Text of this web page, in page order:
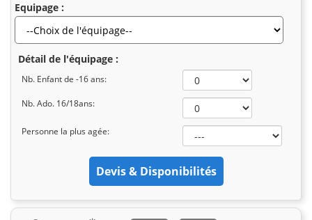
Equipage :
Détail de l'équipage :
Nb. Enfant de -16 ans:
Nb. Ado. 16/18ans:
Personne la plus agée: